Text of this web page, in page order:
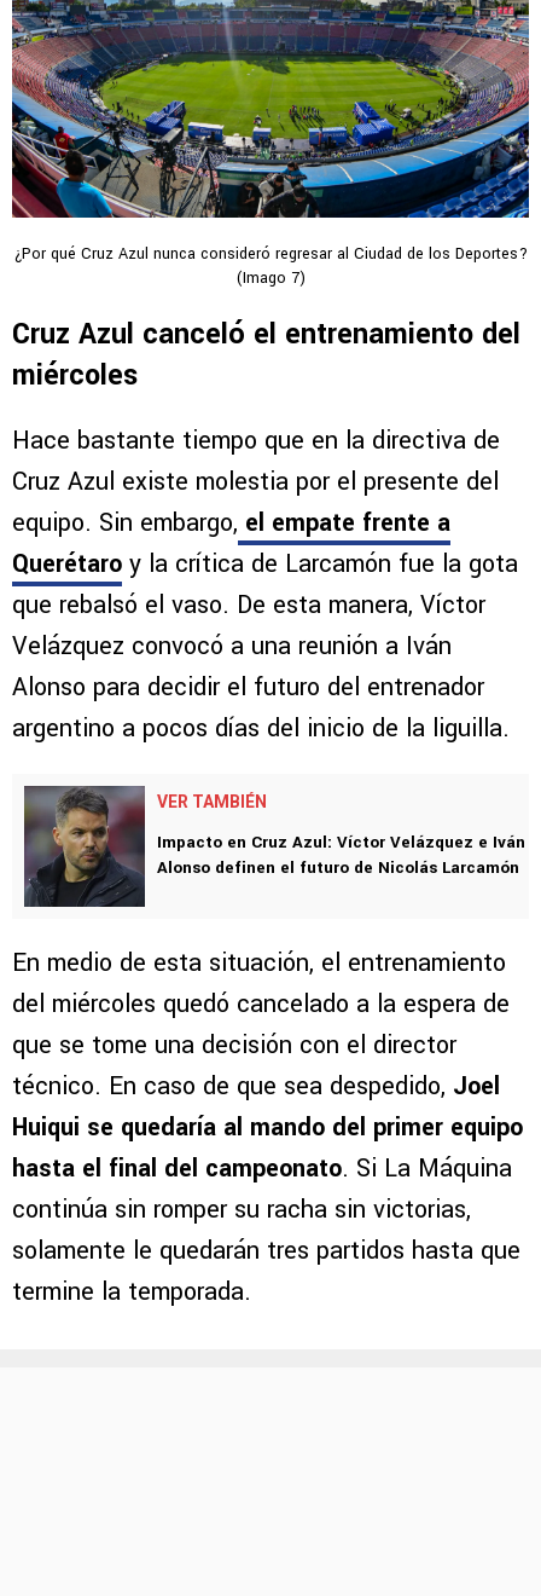
¿Por qué Cruz Azul nunca consideró regresar al Ciudad de los Deportes?
(Imago 7)
Cruz Azul canceló el entrenamiento del
miércoles
Hace bastante tiempo que en la directiva de
Cruz Azul existe molestia por el presente del
equipo. Sin embargo, el empate frente a
Querétaro y la crítica de Larcamón fue la gota
que rebalsó el vaso. De esta manera, Víctor
Velázquez convocó a una reunión a Iván
Alonso para decidir el futuro del entrenador
argentino a pocos días del inicio de la liguilla.
VER TAMBIÉN
Impacto en Cruz Azul: Víctor Velázquez e Iván
Alonso definen el futuro de Nicolás Larcamón
En medio de esta situación, el entrenamiento
del miércoles quedó cancelado a la espera de
que se tome una decisión con el director
técnico. En caso de que sea despedido, Joel
Huiqui se quedaría al mando del primer equipo
hasta el final del campeonato. Si La Máquina
continúa sin romper su racha sin victorias,
solamente le quedarán tres partidos hasta que
termine la temporada.